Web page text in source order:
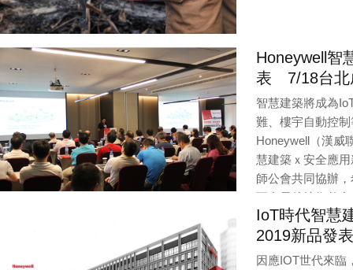
Honeywell智
表 7/18台北
智慧建築將成為
難、樓宇自動控
Honeywell（漢威
慧建築ｘ安全應
師公會共同協辦
更多元的技術整
7 / 19 / 2019
IoT時代智慧
2019新品發表
因應IOT世代來臨